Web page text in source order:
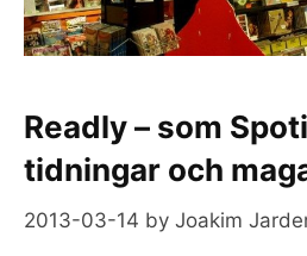
Readly – som
tidningar och
2013-03-14 by Joakim